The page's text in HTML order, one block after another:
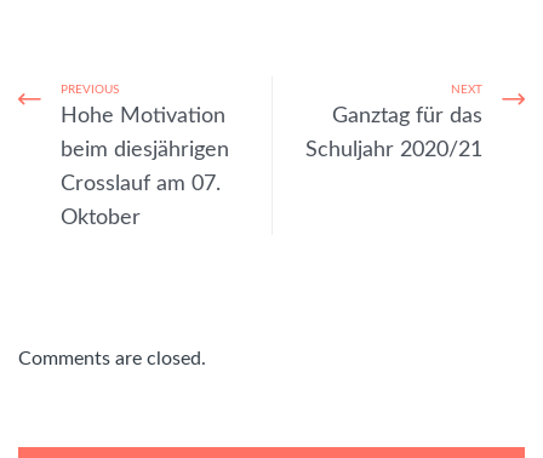
PREVIOUS
Hohe Motivation
beim diesjährigen
Crosslauf am 07.
Oktober
NEXT
Ganztag für das
Schuljahr 2020/21
Comments are closed.